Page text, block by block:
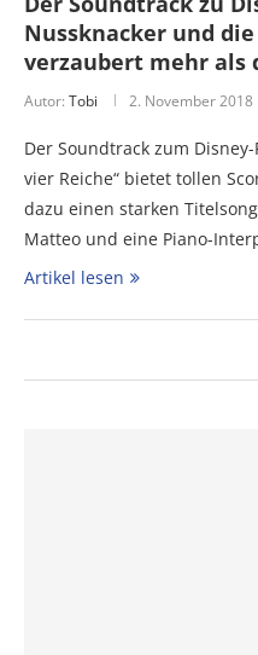
Nussknacker und
verzaubert mehr als
Autor: Tobi 2. November 2018
Der Soundtrack zum
vier Reiche“ bietet tollen
dazu einen starken
Matteo und eine Piano-
Artikel lesen